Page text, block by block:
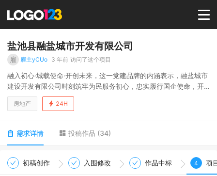
首页
选择套餐→
商标版权
LOGO
盐池县融盐城市开发有限公司
雇 雇主yCUo 3 年前 访问了这个项目
融入初心·城载使命·开创未来，这一党建品牌的内涵表示，融盐城市
建设开发有限公司时刻筑牢为民服务初心，忠实履行国企使命，开
创城市建设开发的新蓝图。
一、企业精神
（1）匠心筑城。突出企业主责主业是城市建设开发，始终秉持精益
求精的匠心精神，筑造城市之美。
命，坚持以人为本，切实保障民生，坚持为民办实事、办好事是国
企的服务宗旨。
房地产 24H
需求详情 投稿作品 (34)
初稿创作 入围修改 作品中标 4 项